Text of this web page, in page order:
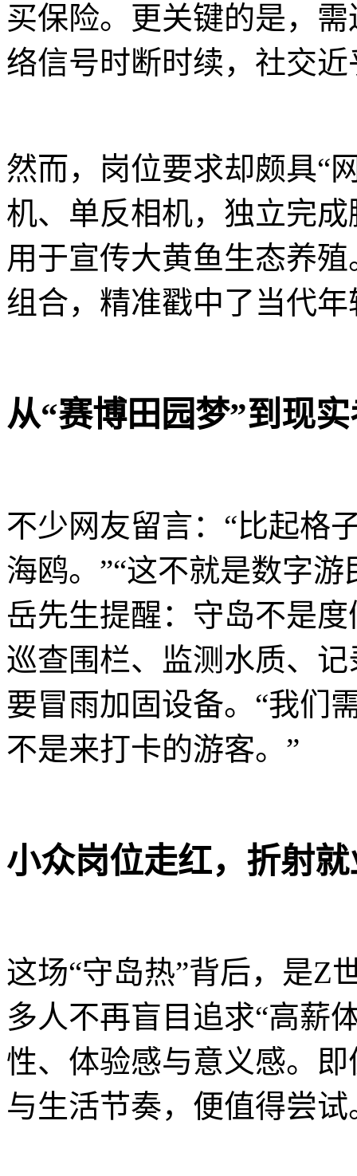
买保险。更关键的是，
络信号时断时续，社交
然而，岗位要求却颇具“
机、单反相机，独立完
用于宣传大黄鱼生态养
组合，精准戳中了当代
从“赛博田园梦”到现
不少网友留言：“比起格
海鸥。”“这不就是数字
岳先生提醒：守岛不是
巡查围栏、监测水质、
要冒雨加固设备。“我们
不是来打卡的游客。”
小众岗位走红，折射
这场“守岛热”背后，是Z
多人不再盲目追求“高薪
性、体验感与意义感。
与生活节奏，便值得尝试